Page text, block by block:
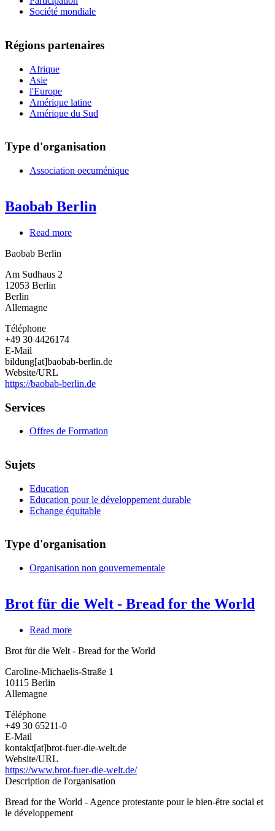
Société mondiale
Régions partenaires
Afrique
Asie
l'Europe
Amérique latine
Amérique du Sud
Type d'organisation
Association oecuménique
Baobab Berlin
Read more
Baobab Berlin
Am Sudhaus 2
12053 Berlin
Berlin
Allemagne
Téléphone
+49 30 4426174
E-Mail
bildung[at]baobab-berlin.de
Website/URL
https://baobab-berlin.de
Services
Offres de Formation
Sujets
Education
Education pour le développement durable
Echange équitable
Type d'organisation
Organisation non gouvernementale
Brot für die Welt - Bread for the World
Read more
für
Welt
Brot für die Welt - Bread for the World
Caroline-Michaelis-Straße 1
10115 Berlin
Allemagne
Téléphone
+49 30 65211-0
E-Mail
kontakt[at]brot-fuer-die-welt.de
Website/URL
https://www.brot-fuer-die-welt.de/
Description de l'organisation
Bread for the World - Agence protestante pour le bien-être social et
le développement